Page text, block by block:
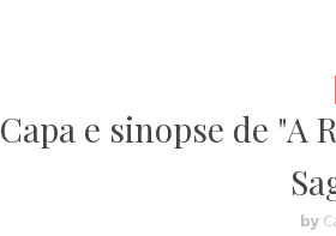
Capa e sinopse de "A
by